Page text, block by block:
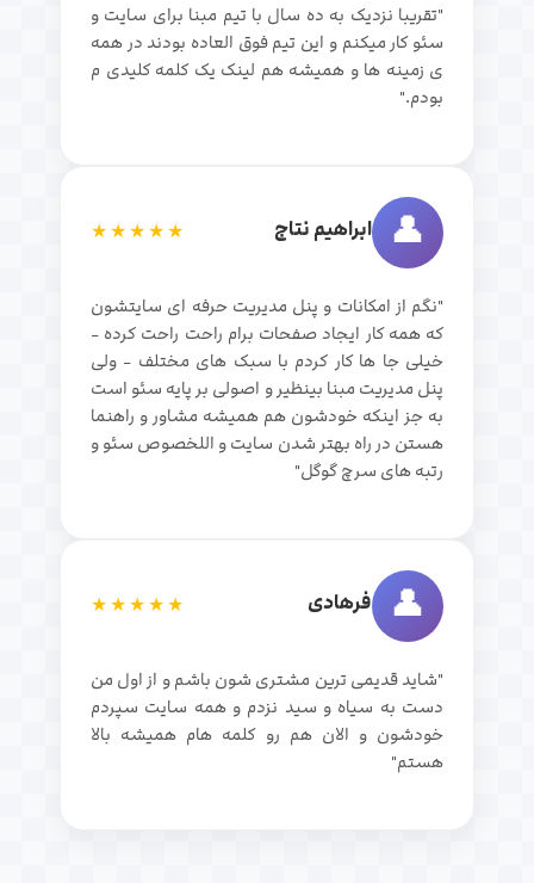
"تقریبا نزدیک به ده سال با تیم مبنا برای سایت و
سئو کار میکنم و این تیم فوق العاده بودند در همه
ی زمینه ها و همیشه هم لینک یک کلمه کلیدی م
بودم."
👤 ابراهیم نتاج ★★★★★
"نگم از امکانات و پنل مدیریت حرفه ای سایتشون
که همه کار ایجاد صفحات برام راحت راحت کرده -
خیلی جا ها کار کردم با سبک های مختلف - ولی
پنل مدیریت مبنا بینظیر و اصولی بر پایه سئو است
به جز اینکه خودشون هم همیشه مشاور و راهنما
هستن در راه بهتر شدن سایت و اللخصوص سئو و
رتبه های سرچ گوگل"
👤 فرهادی ★★★★★
"شاید قدیمی ترین مشتری شون باشم و از اول من
دست به سیاه و سید نزدم و همه سایت سپردم
خودشون و الان هم رو کلمه هام همیشه بالا
هستم"